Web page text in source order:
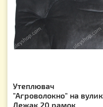
Утеплювач
"Агроволокно" на вулик
Лежак 20 рамок